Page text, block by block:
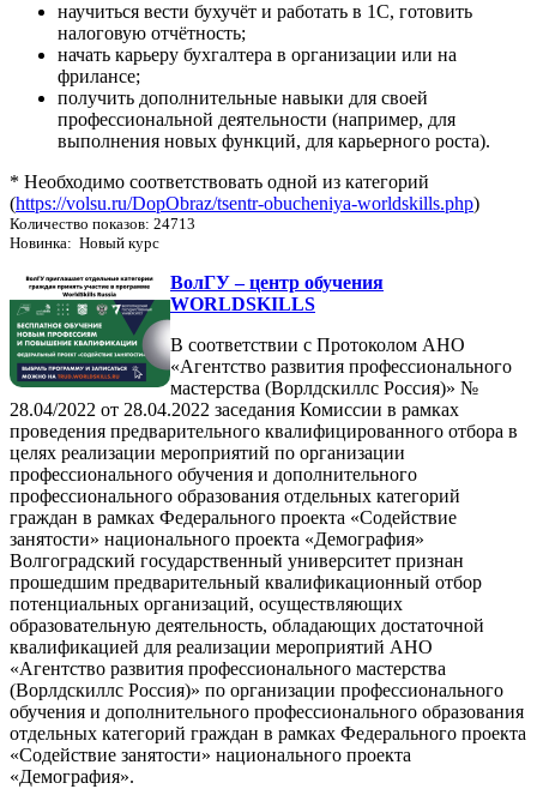
научиться вести бухучёт и работать в 1С, готовить
налоговую отчётность;
начать карьеру бухгалтера в организации или на
фрилансе;
получить дополнительные навыки для своей
профессиональной деятельности (например, для
выполнения новых функций, для карьерного роста).
* Необходимо соответствовать одной из категорий
(https://volsu.ru/DopObraz/tsentr-obucheniya-worldskills.php)
Количество показов: 24713
Новинка: Новый курс
ВолГУ – центр обучения
WORLDSKILLS
В соответствии с Протоколом АНО
«Агентство развития профессионального
мастерства (Ворлдскиллс Россия)» №
28.04/2022 от 28.04.2022 заседания Комиссии в рамках
проведения предварительного квалифицированного отбора в
целях реализации мероприятий по организации
профессионального обучения и дополнительного
профессионального образования отдельных категорий
граждан в рамках Федерального проекта «Содействие
занятости» национального проекта «Демография»
Волгоградский государственный университет признан
прошедшим предварительный квалификационный отбор
потенциальных организаций, осуществляющих
образовательную деятельность, обладающих достаточной
квалификацией для реализации мероприятий АНО
«Агентство развития профессионального мастерства
(Ворлдскиллс Россия)» по организации профессионального
обучения и дополнительного профессионального образования
отдельных категорий граждан в рамках Федерального проекта
«Содействие занятости» национального проекта
«Демография».